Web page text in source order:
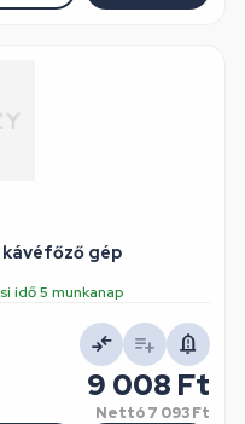
gép
idő 5 munkanap
9 008 Ft
Nettó7 093 Ft